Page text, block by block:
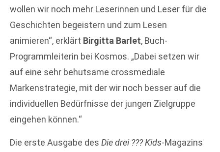
wollen wir noch mehr Leserinnen und Leser für die
Geschichten begeistern und zum Lesen
animieren“, erklärt Birgitta Barlet, Buch-
Programmleiterin bei Kosmos. „Dabei setzen wir
auf eine sehr behutsame crossmediale
Markenstrategie, mit der wir noch besser auf die
individuellen Bedürfnisse der jungen Zielgruppe
eingehen können.“
Die erste Ausgabe des Die drei ??? Kids-Magazins